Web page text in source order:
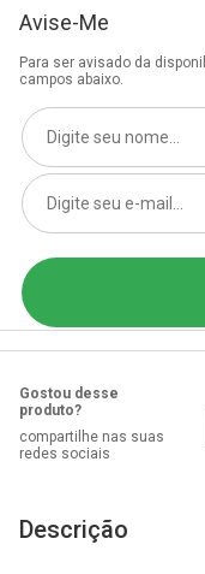
Avise-Me
Para ser avisado da
campos abaixo.
Gostou desse
produto?
compartilhe nas suas
redes sociais
Descrição